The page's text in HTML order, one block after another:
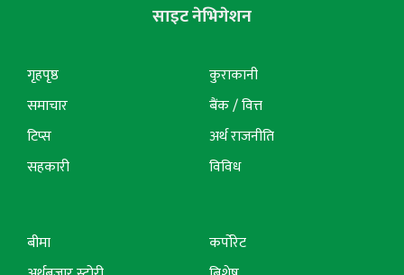
साइट नेभिगेशन
गृहपृष्ठ
समाचार
टिप्स
सहकारी
कुराकानी
बैंक / वित्त
अर्थ राजनीति
विविध
बीमा
कर्पोरेट